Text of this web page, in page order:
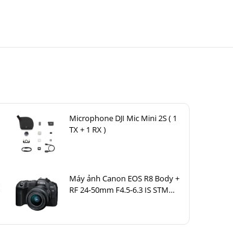
Microphone DJI Mic Mini 2S ( 1
TX + 1 RX )
Máy ảnh Canon EOS R8 Body +
RF 24-50mm F4.5-6.3 IS STM